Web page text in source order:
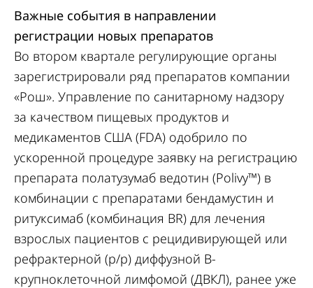
Важные события в направлении
регистрации новых препаратов
Во втором квартале регулирующие органы
зарегистрировали ряд препаратов компании
«Рош». Управление по санитарному надзору
за качеством пищевых продуктов и
медикаментов США (FDA) одобрило по
ускоренной процедуре заявку на регистрацию
препарата полатузумаб ведотин (Polivy™) в
комбинации с препаратами бендамустин и
ритуксимаб (комбинация BR) для лечения
взрослых пациентов с рецидивирующей или
рефрактерной (р/р) диффузной B-
крупноклеточной лимфомой (ДВКЛ), ранее уже